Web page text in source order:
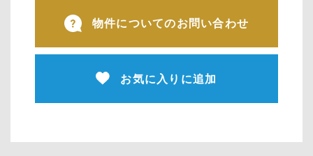
物件についてのお問い合わせ
お気に入りに追加